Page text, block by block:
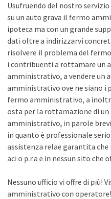
Usufruendo del nostro
su un auto grava il fermo
ipoteca ma con un grande
dati oltre a indirizzarvi
risolvere il problema del
i contribuenti a rottamare un
amministrativo, a vendere un
amministrativo ove ne siano i
fermo amministrativo, a
osta per la rottamazione di
amministrativo, in parole
in quanto è professionale
assistenza relae garantita
aci o p.r.a e in nessun sito che
Nessuno ufficio vi offre di più!
amministrativo con operatore!